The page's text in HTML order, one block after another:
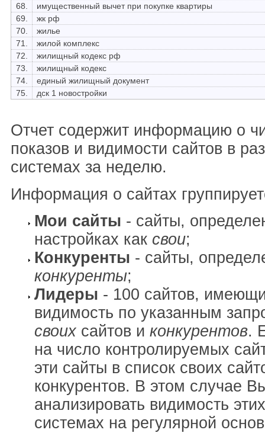
68.
имущественный вычет при покупке квартиры
69.
жк рф
70.
жилье
71.
жилой комплекс
72.
жилищный кодекс рф
73.
жилищный кодекс
74.
единый жилищный документ
75.
дск 1 новостройки
Отчет содержит информацию о
показов и видимости сайтов в
системах за неделю.
Информация о сайтах
Мои сайты - сайты,
настройках как свои;
Конкуренты - сайты,
конкуренты;
Лидеры - 100 сайтов,
видимость по указанным
своих сайтов и конкурентов.
на число контролируемых
эти сайты в список своих
конкурентов. В этом случае
анализировать видимость
системах на регулярной